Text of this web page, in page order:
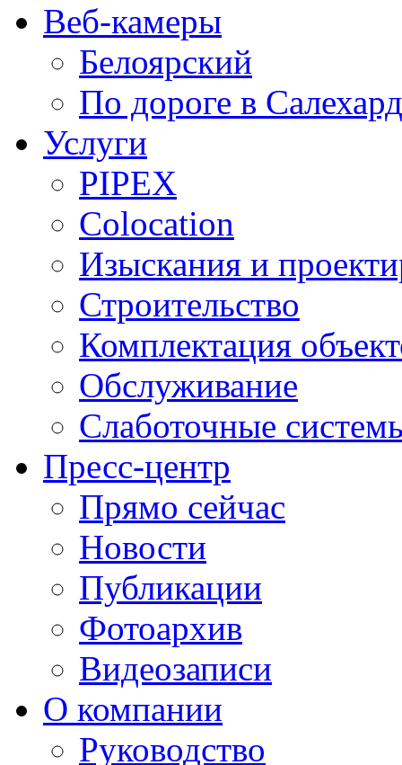
Веб-камеры
Белоярский
По дороге в Салехард
Услуги
PIPEX
Colocation
Изыскания и
Строительство
Комплектация
Обслуживание
Слаботочные
Пресс-центр
Прямо сейчас
Новости
Публикации
Фотоархив
Видеозаписи
О компании
Руководство